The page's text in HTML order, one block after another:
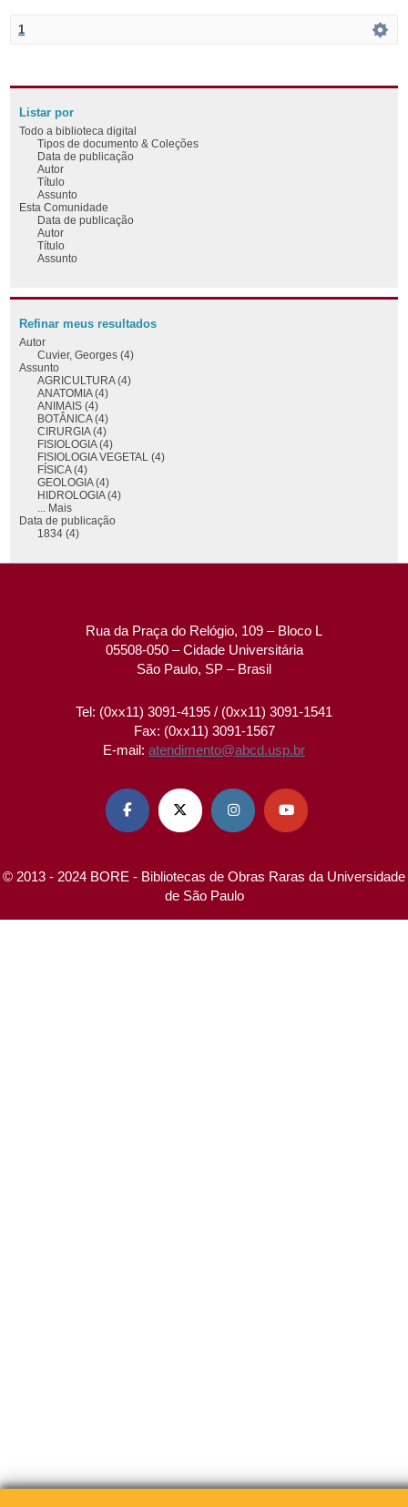
1
Listar por
Todo a biblioteca digital
Tipos de documento & Coleções
Data de publicação
Autor
Título
Assunto
Esta Comunidade
Data de publicação
Autor
Título
Assunto
Refinar meus resultados
Autor
Cuvier, Georges (4)
Assunto
AGRICULTURA (4)
ANATOMIA (4)
ANIMAIS (4)
BOTÂNICA (4)
CIRURGIA (4)
FISIOLOGIA (4)
FISIOLOGIA VEGETAL (4)
FÍSICA (4)
GEOLOGIA (4)
HIDROLOGIA (4)
... Mais
Data de publicação
1834 (4)
Rua da Praça do Relógio, 109 – Bloco L
05508-050 – Cidade Universitária
São Paulo, SP – Brasil
Tel: (0xx11) 3091-4195 / (0xx11) 3091-1541
Fax: (0xx11) 3091-1567
E-mail: atendimento@abcd.usp.br
   
© 2013 - 2024 BORE - Bibliotecas de Obras Raras da Universidade
de São Paulo